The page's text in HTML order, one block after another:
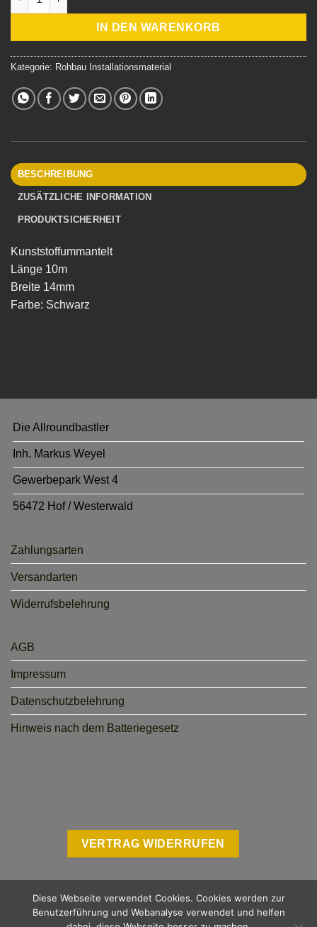
IN DEN WARENKORB
Kategorie: Rohbau Installationsmaterial
BESCHREIBUNG
ZUSÄTZLICHE INFORMATION
PRODUKTSICHERHEIT
Kunststoffummantelt
Länge 10m
Breite 14mm
Farbe: Schwarz
Die Allroundbastler
Inh. Markus Weyel
Gewerbepark West 4
56472 Hof / Westerwald
Zahlungsarten
Versandarten
Widerrufsbelehrung
AGB
Impressum
Datenschutzbelehrung
Hinweis nach dem Batteriegesetz
VERTRAG WIDERRUFEN
Diese Webseite verwendet Cookies. Cookies werden zur
Benutzerführung und Webanalyse verwendet und helfen